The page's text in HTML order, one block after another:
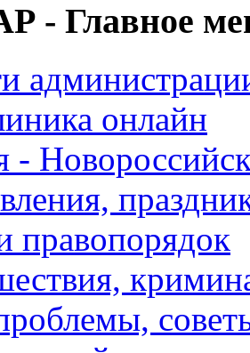
- Главное
онлайн
-
правопорядок